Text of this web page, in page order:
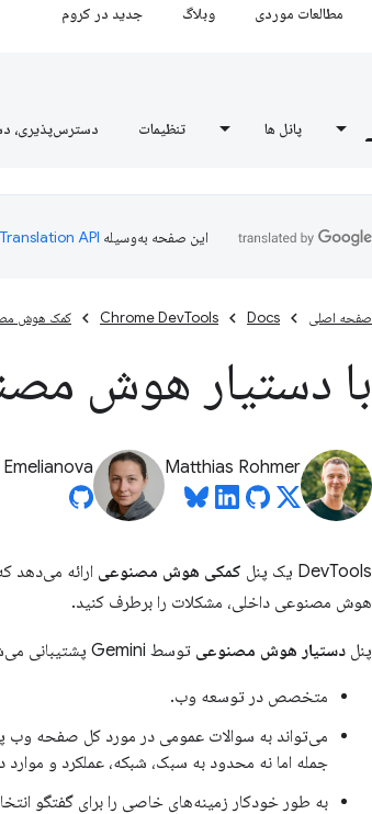
مطالعات موردی وبلاگ جدید در کروم
پانل ها تنظیمات دسترس‌پذیری،
این صفحه به‌وسیله
صفحه اصلی Docs
Chrome DevTools کمک هوش
با دستیار هوش
Matthias Rohmer
DevTools یک پنل کمکی هوش مصنوعی ارائه می‌دهد
هوش مصنوعی داخلی، مشکلات را برطرف کنید.
پنل دستیار هوش مصنوعی توسط Gemini پشتیبانی می‌شود و موارد زیر را انجام می‌دهد:
متخصص در توسعه وب.
می‌تواند به سوالات عمومی در مورد کل صفحه
جمله اما نه محدود به سبک، شبکه، عملکرد و موارد